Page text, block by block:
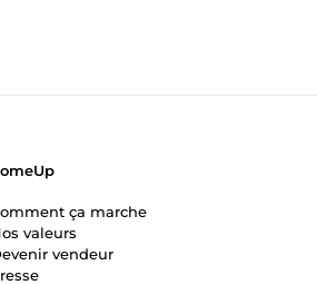
ça marche
valeurs
vendeur